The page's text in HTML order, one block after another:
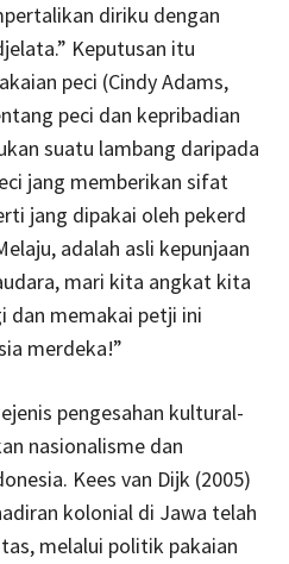
diriku dengan
Keputusan itu
peci (Cindy Adams,
peci dan kepribadian
suatu lambang daripada
jang memberikan sifat
jang dipakai oleh pekerd
adalah asli kepunjaan
mari kita angkat kita
dan memakai petji ini
merdeka!”
pengesahan kultural-
nasionalisme dan
Kees van Dijk (2005)
kolonial di Jawa telah
melalui politik pakaian